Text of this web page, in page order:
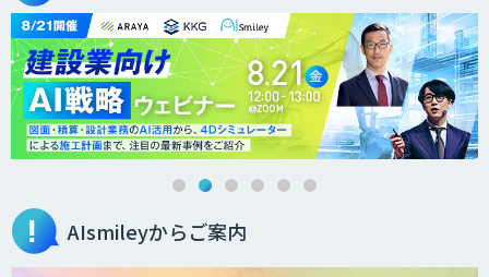
AIsmileyからご案内